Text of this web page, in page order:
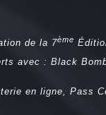
de la 7ème
avec : Black
en ligne, Pass